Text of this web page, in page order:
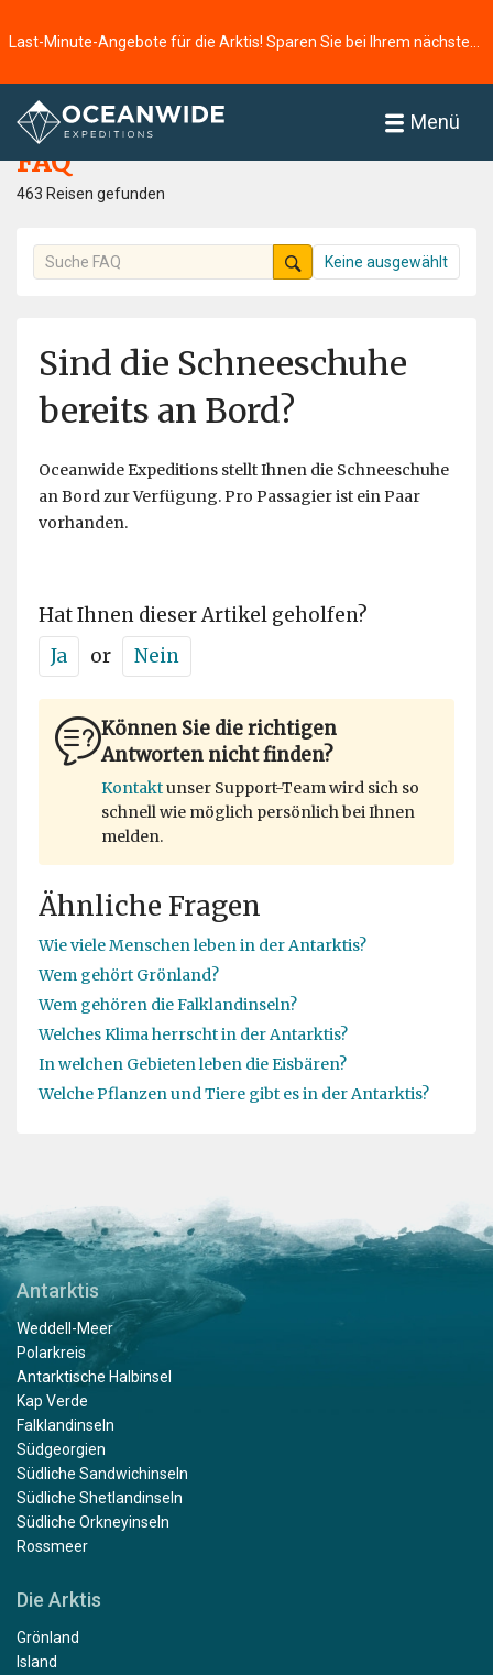
Menü
Startseite
FAQ
463 Reisen gefunden
Keine ausgewählt
Sind die Schneeschuhe
bereits an Bord?
​​Oceanwide Expeditions stellt Ihnen die Schneeschuhe
an Bord zur Verfügung. Pro Passagier ist ein Paar
vorhanden.
Hat Ihnen dieser Artikel geholfen?
Ja
or Nein
Können Sie die richtigen
Antworten nicht finden?
Kontaktunser Support-Team wird sich so
schnell wie möglich persönlich bei Ihnen
melden.
Ähnliche Fragen
Wie viele Menschen leben in der Antarktis?
Wem gehört Grönland?
Wem gehören die Falklandinseln?
Welches Klima herrscht in der Antarktis?
In welchen Gebieten leben die Eisbären?
Welche Pflanzen und Tiere gibt es in der Antarktis?
Antarktis
Weddell-Meer
Polarkreis
Antarktische Halbinsel
Kap Verde
Falklandinseln
Südgeorgien
Südliche Sandwichinseln
Südliche Shetlandinseln
Südliche Orkneyinseln
Rossmeer
Die Arktis
Grönland
Island